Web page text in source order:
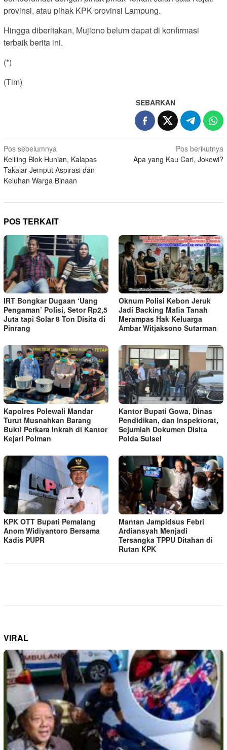
provinsi, atau pihak KPK provinsi Lampung.
Hingga diberitakan, Mujiono belum dapat di konfirmasi
terbaik berita ini.
(*)
(Tim)
SEBARKAN
Navigasi
pos
Pos sebelumnya
Keliling Blok Hunian, Kalapas
Takalar Jemput Aspirasi dan
Keluhan Warga Binaan
Pos berikutnya
Apa yang Kau Cari, Jokowi?
POS TERKAIT
IRT Bongkar Dugaan ‘Uang
Pengaman’ Polisi, Setor Rp2,5
Juta tapi Solar 8 Ton Disita di
Pinrang
Oknum Polisi Kebon Jeruk
Jadi Backing Mafia Tanah
Merampas Hak Keluarga
Ambar Witjaksono Sutarman
Kapolres Polewali Mandar
Turut Musnahkan Barang
Bukti Perkara Inkrah di Kantor
Kejari Polman
Kantor Bupati Gowa, Dinas
Pendidikan, dan Inspektorat,
Sejumlah Dokumen Disita
Polda Sulsel
KPK OTT Bupati Pemalang
Anom Widiyantoro Bersama
Kadis PUPR
Mantan Jampidsus Febri
Ardiansyah Menjadi
Tersangka TPPU Ditahan di
Rutan KPK
VIRAL